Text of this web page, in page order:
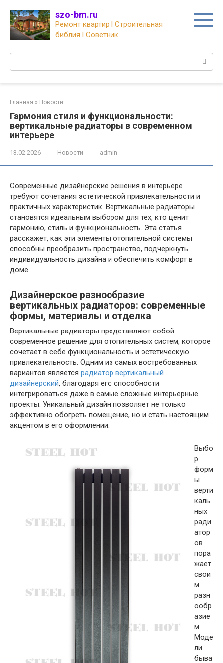
контенту
szo-bm.ru
Ремонт квартир l Строительная
библия l Советник
Главная » Новости
Гармония стиля и функциональности:
вертикальные радиаторы в современном
интерьере
13.02.2026 Новости admin
Современные дизайнерские решения в интерьере
требуют сочетания эстетической привлекательности и
практичных характеристик. Вертикальные радиаторы
становятся идеальным выбором для тех, кто ценит
гармонию, стиль и функциональность. Эта статья
расскажет, как эти элементы отопительной системы
способны преобразить пространство, подчеркнуть
индивидуальность дизайна и обеспечить комфорт в
доме.
Дизайнерское разнообразие
вертикальных радиаторов: современные
формы, материалы и отделка
Вертикальные радиаторы представляют собой
современное решение для отопительных систем, которое
сочетает в себе функциональность и эстетическую
привлекательность. Одним из самых востребованных
вариантов является радиатор вертикальный
дизайнерский, благодаря его способности
интегрироваться даже в самые сложные интерьерные
проекты. Уникальный дизайн позволяет не только
эффективно обогреть помещение, но и стать настоящим
акцентом в его оформлении.
Выбо
р
форм
ы
верти
каль
ных
ради
атор
ов
пора
жает
свои
м
разн
ообр
азие
м.
Моде
ли
быва